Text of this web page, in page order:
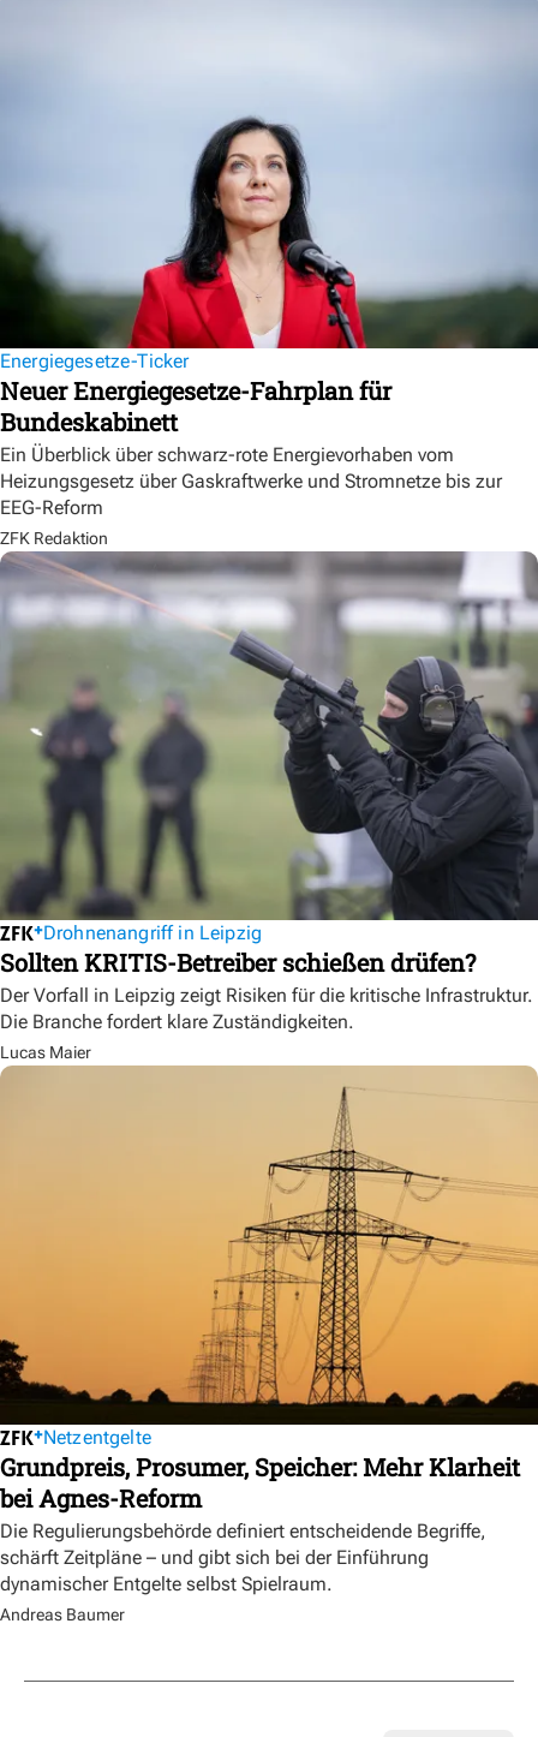
Energiegesetze-Ticker
Neuer Energiegesetze-Fahrplan für
Bundeskabinett
Ein Überblick über schwarz-rote Energievorhaben vom
Heizungsgesetz über Gaskraftwerke und Stromnetze bis zur
EEG-Reform
ZFK Redaktion
Drohnenangriff in Leipzig
Sollten KRITIS-Betreiber schießen drüfen?
Der Vorfall in Leipzig zeigt Risiken für die kritische Infrastruktur.
Die Branche fordert klare Zuständigkeiten.
Lucas Maier
Netzentgelte
Grundpreis, Prosumer, Speicher: Mehr Klarheit
bei Agnes-Reform
Die Regulierungsbehörde definiert entscheidende Begriffe,
schärft Zeitpläne – und gibt sich bei der Einführung
dynamischer Entgelte selbst Spielraum.
Andreas Baumer